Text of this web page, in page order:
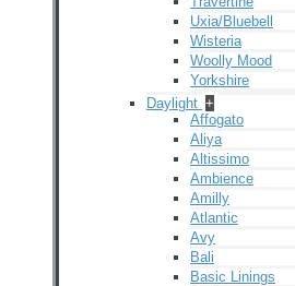
Uxia/Bluebell
Wisteria
Woolly Mood
Yorkshire
Daylight +
Affogato
Aliya
Altissimo
Ambience
Amilly
Atlantic
Avy
Bali
Basic Linings